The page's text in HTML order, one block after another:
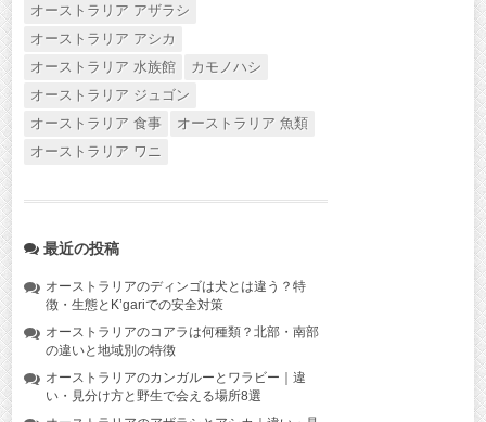
オーストラリア アザラシ
オーストラリア アシカ
オーストラリア 水族館
カモノハシ
オーストラリア ジュゴン
オーストラリア 食事
オーストラリア 魚類
オーストラリア ワニ
最近の投稿
オーストラリアのディンゴは犬とは違う？特
徴・生態とK’gariでの安全対策
オーストラリアのコアラは何種類？北部・南部
の違いと地域別の特徴
オーストラリアのカンガルーとワラビー｜違
い・見分け方と野生で会える場所8選